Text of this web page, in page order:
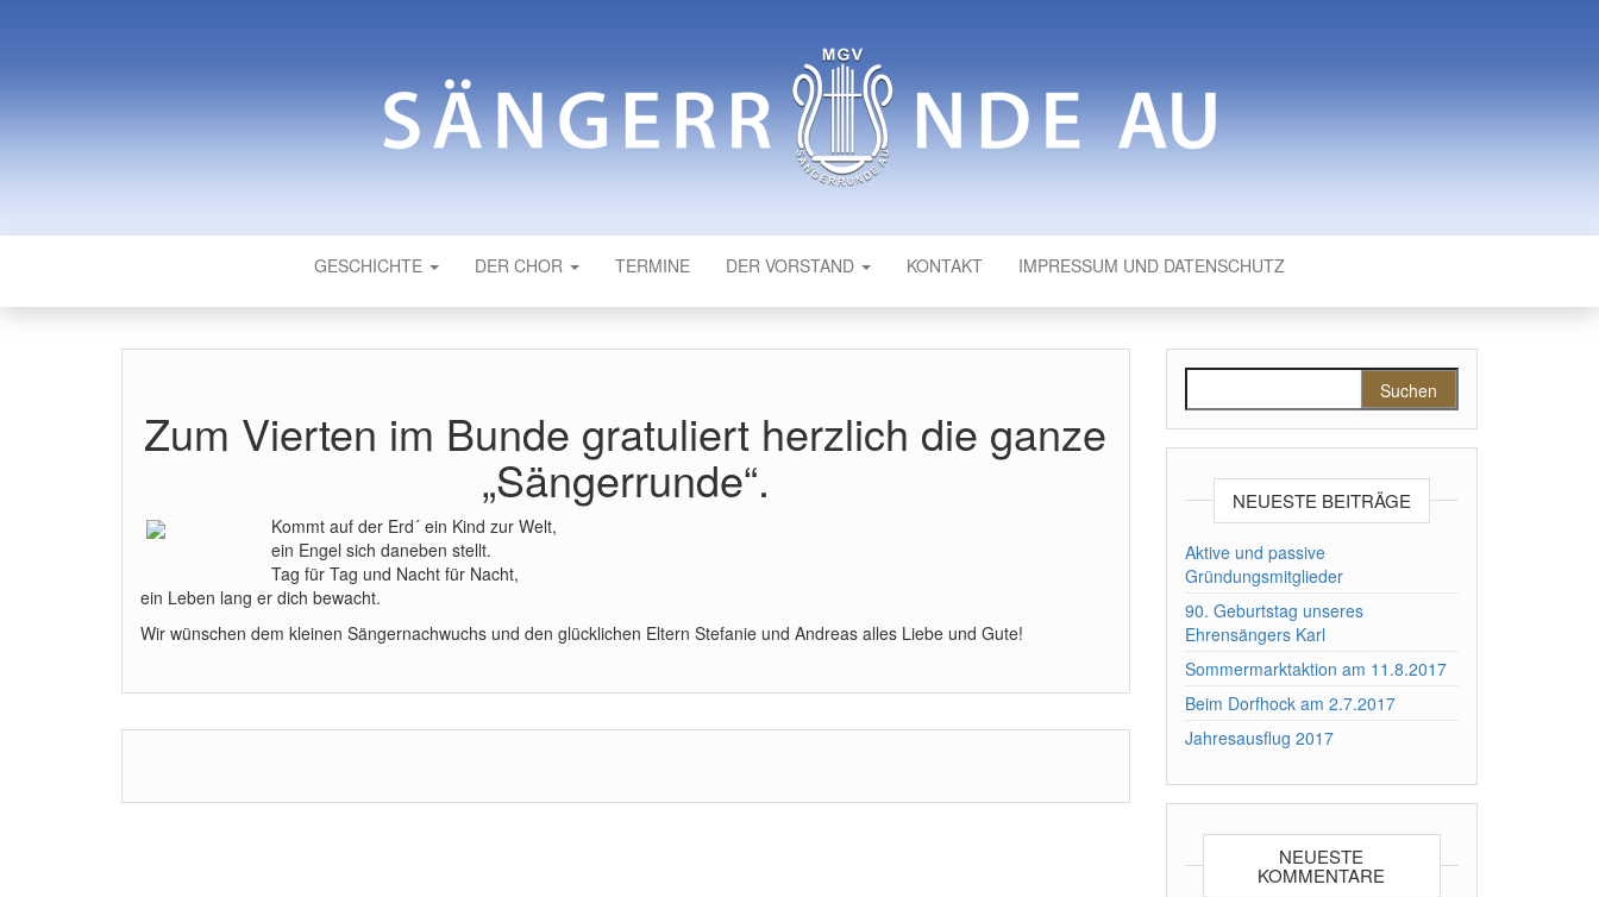
SÄNGERRUNDE AU
GESCHICHTE DER CHOR TERMINE DER VORSTAND KONTAKT IMPRESSUM UND DATENSCHUTZ
Zum Vierten im Bunde gratuliert herzlich die ganze
„Sängerrunde“.
Kommt auf der Erd´ ein Kind zur Welt,
ein Engel sich daneben stellt.
Tag für Tag und Nacht für Nacht,
ein Leben lang er dich bewacht.
Wir wünschen dem kleinen Sängernachwuchs und den glücklichen Eltern Stefanie und Andreas alles Liebe und Gute!
NEUESTE BEITRÄGE
Aktive und passive
Gründungsmitglieder
90. Geburtstag unseres
Ehrensängers Karl
Sommermarktaktion am 11.8.2017
Beim Dorfhock am 2.7.2017
Jahresausflug 2017
NEUESTE
KOMMENTARE